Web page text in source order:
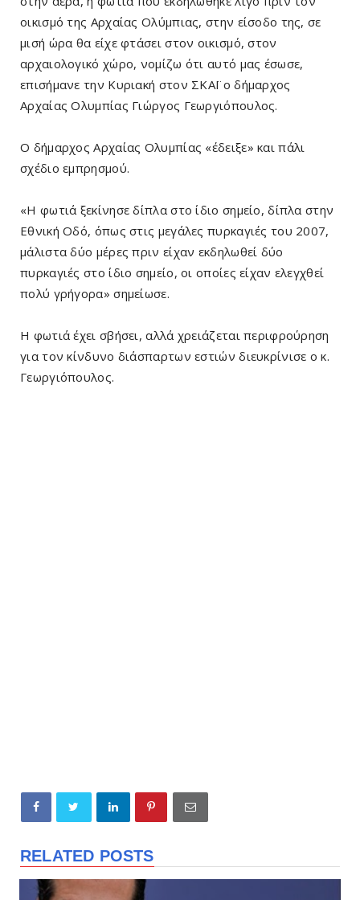
οικισμό της Αρχαίας Ολύμπιας, στην είσοδο της, σε
μισή ώρα θα είχε φτάσει στον οικισμό, στον
αρχαιολογικό χώρο, νομίζω ότι αυτό μας έσωσε,
επισήμανε την Κυριακή στον ΣΚΑΪ ο δήμαρχος
Αρχαίας Ολυμπίας Γιώργος Γεωργιόπουλος.
Ο δήμαρχος Αρχαίας Ολυμπίας «έδειξε» και πάλι
σχέδιο εμπρησμού.
«Η φωτιά ξεκίνησε δίπλα στο ίδιο σημείο, δίπλα στην
Εθνική Οδό, όπως στις μεγάλες πυρκαγιές του 2007,
μάλιστα δύο μέρες πριν είχαν εκδηλωθεί δύο
πυρκαγιές στο ίδιο σημείο, οι οποίες είχαν ελεγχθεί
πολύ γρήγορα» σημείωσε.
Η φωτιά έχει σβήσει, αλλά χρειάζεται περιφρούρηση
για τον κίνδυνο διάσπαρτων εστιών διευκρίνισε ο κ.
Γεωργιόπουλος.
RELATED POSTS